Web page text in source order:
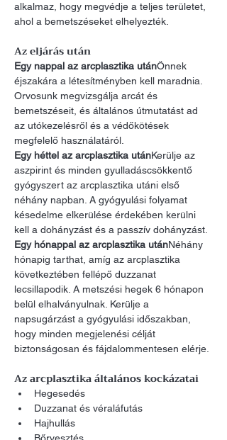
alkalmaz, hogy megvédje a teljes területet,
ahol a bemetszéseket elhelyezték.
Az eljárás után
Egy nappal az arcplasztika utánÖnnek
éjszakára a létesítményben kell maradnia.
Orvosunk megvizsgálja arcát és
bemetszéseit, és általános útmutatást ad
az utókezelésről és a védőkötések
megfelelő használatáról.
Egy héttel az arcplasztika utánKerülje az
aszpirint és minden gyulladáscsökkentő
gyógyszert az arcplasztika utáni első
néhány napban. A gyógyulási folyamat
késedelme elkerülése érdekében kerülni
kell a dohányzást és a passzív dohányzást.
Egy hónappal az arcplasztika utánNéhány
hónapig tarthat, amíg az arcplasztika
következtében fellépő duzzanat
lecsillapodik. A metszési hegek 6 hónapon
belül elhalványulnak. Kerülje a
napsugárzást a gyógyulási időszakban,
hogy minden megjelenési célját
biztonságosan és fájdalommentesen elérje.
Az arcplasztika általános kockázatai
Hegesedés
Duzzanat és véraláfutás
Hajhullás